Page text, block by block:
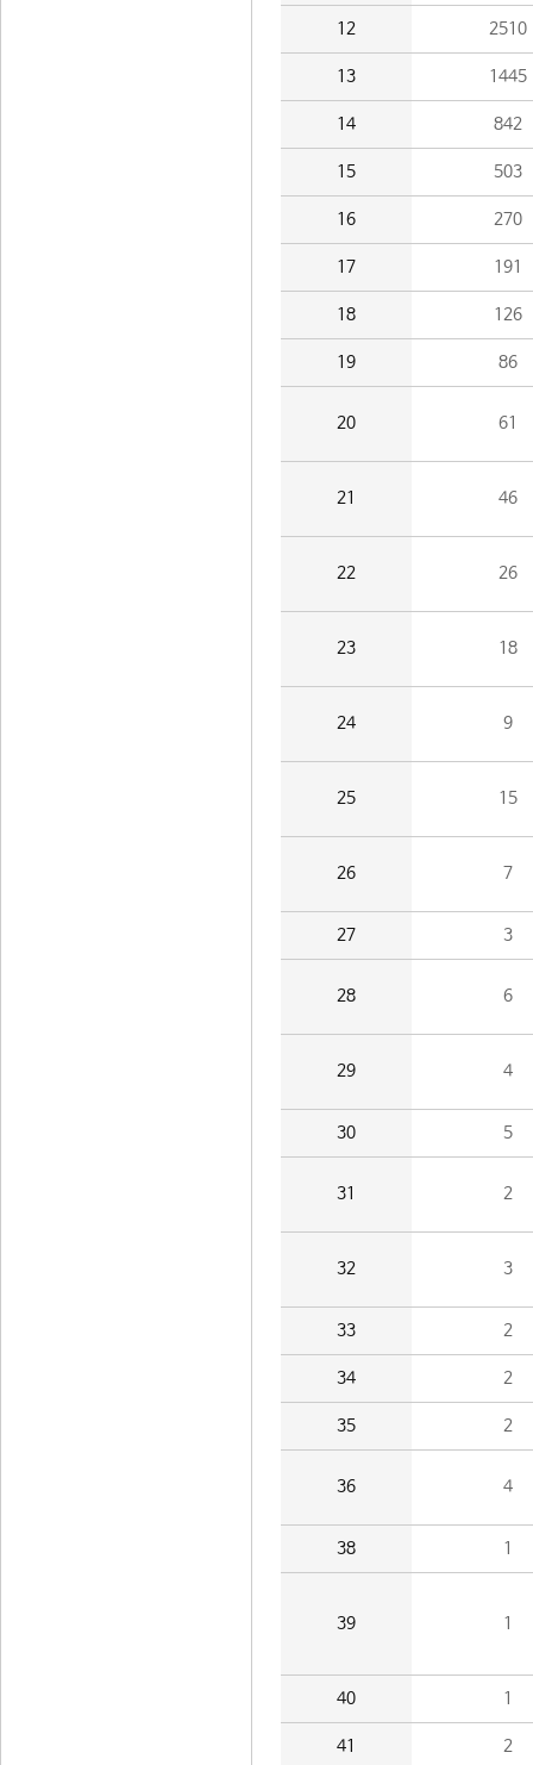
12 2510
13 1445
14 842
15 503
16 270
17 191
18 126
19 86
20 61
21 46
22 26
23 18
24 9
25 15
26 7
27 3
28 6
29 4
30 5
31 2
32 3
33 2
34 2
35 2
36 4
38 1
39 1
40 1
41 2